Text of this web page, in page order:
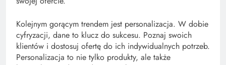
Kolejnym gorącym trendem jest personalizacja. W dobie
cyfryzacji, dane to klucz do sukcesu. Poznaj swoich
klientów i dostosuj ofertę do ich indywidualnych potrzeb.
Personalizacja to nie tylko produkty, ale także